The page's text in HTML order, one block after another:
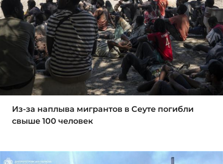
Из-за наплыва мигрантов в Сеуте погибли
свыше 100 человек